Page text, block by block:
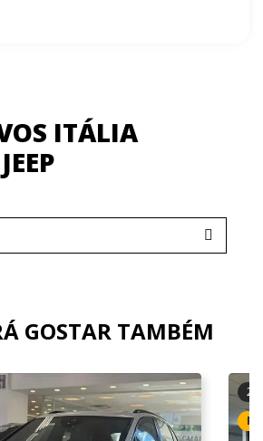
ITÁLIA
GOSTAR TAMBÉM